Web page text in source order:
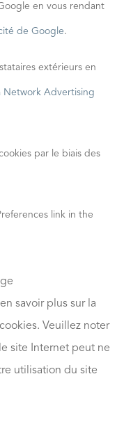
en vous rendant
de Google.
extérieurs en
Network Advertising
par le biais des
link in the
savoir plus sur la
Veuillez noter
site Internet peut ne
utilisation du site